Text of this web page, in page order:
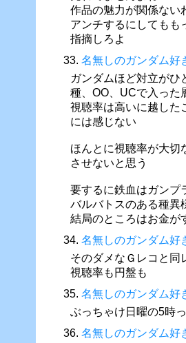
作品の魅力が関係ない
アンチするにしてもも
指摘しろよ
33. 名無しのガンダム好
ガンダムほど対立がひ
種、OO、UCで入った
視聴率は高いに越した
には感じない
ほんとに視聴率が大切
させないと思う
要するに鉄血はガンプ
バルバトスのある種異
結局のところはお金が
34. 名無しのガンダム好
そのダメなＧレコと同
視聴率も円盤も
35. 名無しのガンダム好
ぶっちゃけ日曜の5時
36. 名無しのガンダム好